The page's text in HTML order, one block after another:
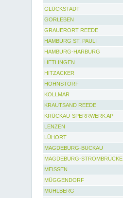
GLÜCKSTADT
GORLEBEN
GRAUERORT REEDE
HAMBURG ST. PAULI
HAMBURG-HARBURG
HETLINGEN
HITZACKER
HOHNSTORF
KOLLMAR
KRAUTSAND REEDE
KRÜCKAU-SPERRWERK AP
LENZEN
LÜHORT
MAGDEBURG-BUCKAU
MAGDEBURG-STROMBRÜCKE
MEISSEN
MÜGGENDORF
MÜHLBERG